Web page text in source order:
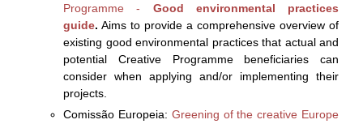
Programme - Good environmental practices
guide. Aims to provide a comprehensive overview of
existing good environmental practices that actual and
potential Creative Programme beneficiaries can
consider when applying and/or implementing their
projects.
Comissão Europeia: Greening of the creative Europe